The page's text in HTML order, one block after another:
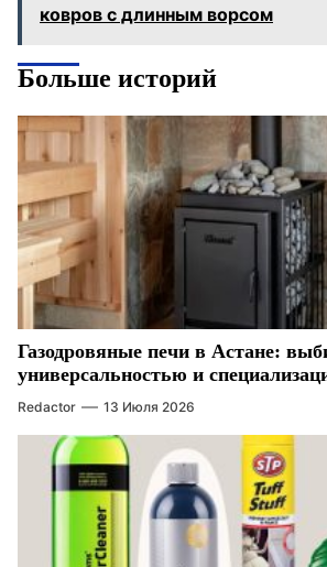
ковров с длинным ворсом
Больше историй
Газодровяные печи в Астане:
универсальностью и
Redactor 13 Июля 2026